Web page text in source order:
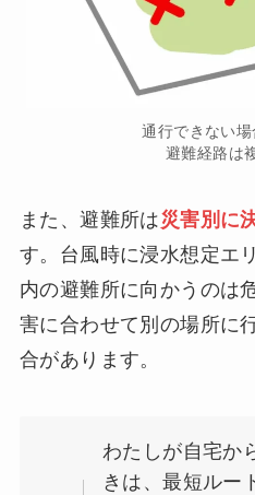
通行できない
避難経路は
また、避難所は災害別に
す。台風時に浸水想定エ
内の避難所に向かうのは
害に合わせて別の場所に
合があります。
わたしが自宅か
きは、最短ルー